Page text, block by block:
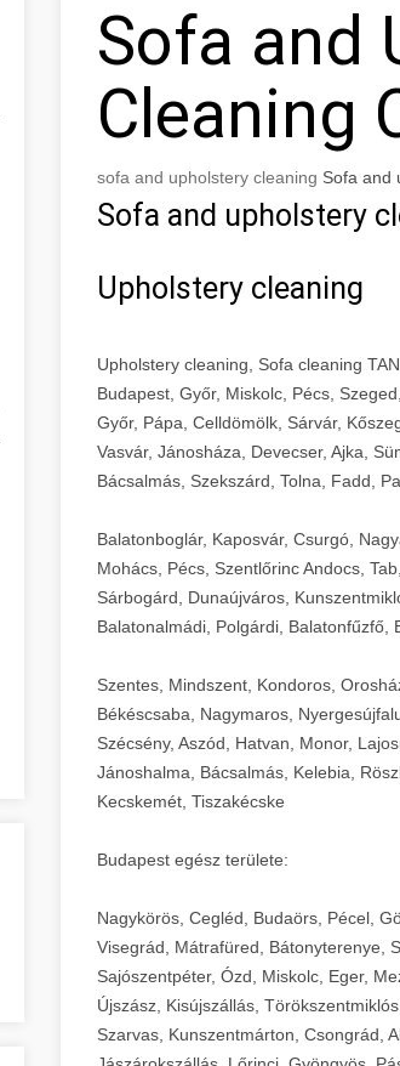
Sofa and
Cleaning
sofa and upholstery cleaning Sofa and
Sofa and upholstery
Upholstery cleaning
Upholstery cleaning, Sofa cleaning
Budapest, Győr, Miskolc, Pécs,
Győr, Pápa, Celldömölk, Sárvár,
Vasvár, Jánosháza, Devecser, Ajka,
Bácsalmás, Szekszárd, Tolna, Fadd,
Balatonboglár, Kaposvár, Csurgó,
Mohács, Pécs, Szentlőrinc Andocs,
Sárbogárd, Dunaújváros,
Balatonalmádi, Polgárdi, Balatonfűzfő,
Szentes, Mindszent, Kondoros,
Békéscsaba, Nagymaros,
Szécsény, Aszód, Hatvan, Monor,
Jánoshalma, Bácsalmás, Kelebia,
Kecskemét, Tiszakécske
Budapest egész területe:
Nagykörös, Cegléd, Budaörs, Pécel,
Visegrád, Mátrafüred, Bátonyterenye,
Sajószentpéter, Ózd, Miskolc, Eger,
Újszász, Kisújszállás,
Szarvas, Kunszentmárton, Csongrád,